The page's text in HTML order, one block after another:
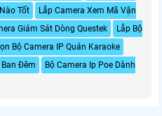
Tốt
Lắp Camera Xem Mã Vận
Giám Sát Dòng Questek
Lắp Bộ
Bộ Camera IP Quán Karaoke
Đêm
Bộ Camera Ip Poe Dành